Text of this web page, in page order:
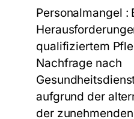
Personalmangel :
qualifiziertem
Nachfrage nach
aufgrund der
der